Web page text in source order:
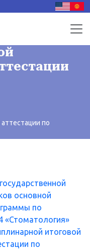
по
основной
по
«Стоматология»
итоговой
по